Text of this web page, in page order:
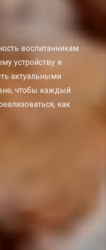
воспитанникам
устройству и
актуальными
чтобы каждый
как